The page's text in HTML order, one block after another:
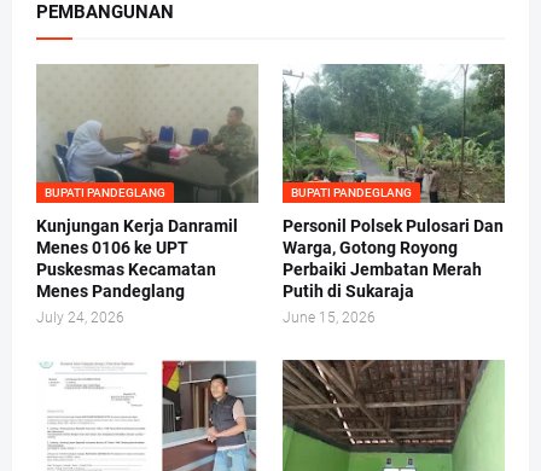
PEMBANGUNAN
BUPATI PANDEGLANG
Kunjungan Kerja Danramil
Menes 0106 ke UPT
Puskesmas Kecamatan
Menes Pandeglang
July 24, 2026
BUPATI PANDEGLANG
Personil Polsek Pulosari Dan
Warga, Gotong Royong
Perbaiki Jembatan Merah
Putih di Sukaraja
June 15, 2026